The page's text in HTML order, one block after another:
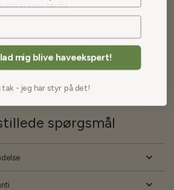
at købe her fra
spørgsmål
mig blive haveekspert!
tak - jeg har styr på det!